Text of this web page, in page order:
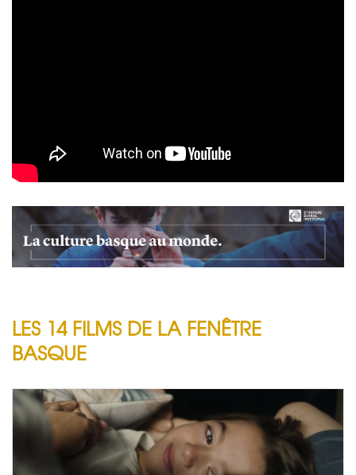
LES 14 FILMS DE LA FENÊTRE
BASQUE